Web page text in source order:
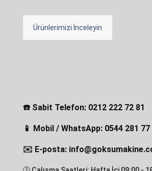
Ürünlerimizi İnceleyin
☎️ Sabit Telefon: 0212 222 72 81
📱 Mobil / WhatsApp: 0544 281 77
✉️ E-posta: